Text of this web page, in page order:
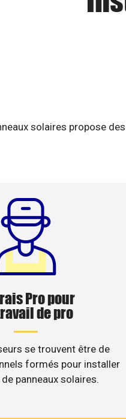
solaires propose
Pro pour
de pro
se trouvent être de
formés pour installer
panneaux solaires.